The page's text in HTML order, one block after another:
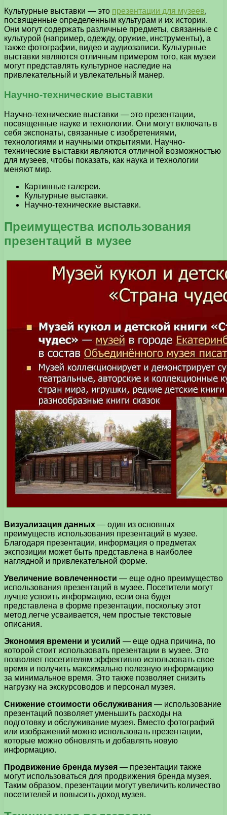
Культурные выставки — это презентации для музеев,
посвященные определенным культурам и их истории.
Они могут содержать различные предметы, связанные с
культурой (например, одежду, оружие, инструменты), а
также фотографии, видео и аудиозаписи. Культурные
выставки являются отличным примером того, как музеи
могут представлять культурное наследие на
привлекательный и увлекательный манер.
Научно-технические выставки
Научно-технические выставки — это презентации,
посвященные науке и технологии. Они могут включать в
себя экспонаты, связанные с изобретениями,
технологиями и научными открытиями. Научно-
технические выставки являются отличной возможностью
для музеев, чтобы показать, как наука и технологии
меняют мир.
Картинные галереи.
Культурные выставки.
Научно-технические выставки.
Преимущества использования
презентаций в музее
Визуализация данных — один из основных
преимуществ использования презентаций в музее.
Благодаря презентации, информация о предметах
экспозиции может быть представлена в наиболее
наглядной и привлекательной форме.
Увеличение вовлеченности — еще одно преимущество
использования презентаций в музее. Посетители могут
лучше усвоить информацию, если она будет
представлена в форме презентации, поскольку этот
метод легче усваивается, чем простые текстовые
описания.
Экономия времени и усилий — еще одна причина, по
которой стоит использовать презентации в музее. Это
позволяет посетителям эффективно использовать свое
время и получить максимально полезную информацию
за минимальное время. Это также позволяет снизить
нагрузку на экскурсоводов и персонал музея.
Снижение стоимости обслуживания — использование
презентаций позволяет уменьшить расходы на
подготовку и обслуживание музея. Вместо фотографий
или изображений можно использовать презентации,
которые можно обновлять и добавлять новую
информацию.
Продвижение бренда музея — презентации также
могут использоваться для продвижения бренда музея.
Таким образом, презентации могут увеличить количество
посетителей и повысить доход музея.